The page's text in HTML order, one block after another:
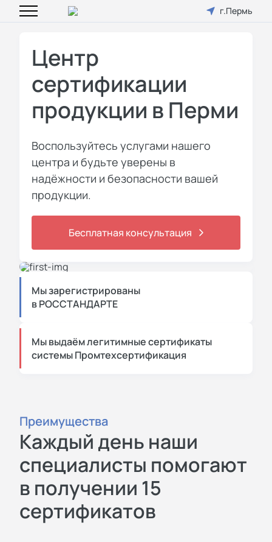
г.Пермь
Центр
сертификации
продукции в Перми
Воспользуйтесь услугами нашего
центра и будьте уверены в
надёжности и безопасности вашей
продукции.
Бесплатная консультация
Мы зарегистрированы
в РОССТАНДАРТЕ
Мы выдаём легитимные сертификаты
системы Промтехсертификация
Преимущества
Каждый день наши
специалисты помогают
в получении 15
сертификатов